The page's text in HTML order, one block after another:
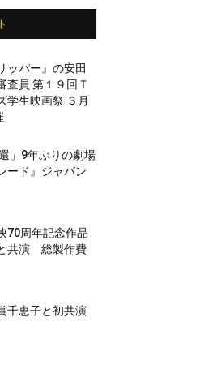
ッパー』の安田
査員 第１９回Ｔ
学生映画祭 ３月
」9年ぶりの劇場
ード』ジャパン
70周年記念作品
共演 総製作費
千恵子と初共演